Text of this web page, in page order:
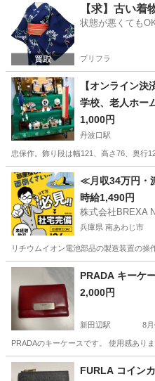
京都 京都市 宇多野駅 その
【求】古い着
状態が悪くても
プリフラ
【オンライン
学校、老人ホー
1,000円
丹波口駅
忠保作。飾り段は幅121、高さ76、奥行
京都 京都市 丹波口駅 その
≪月収34万円・
時給1,490円
株式会社BREXA
兵庫県 南あわじ市
リチウムイオン電池部品の製造装置の
兵庫 南あわじ市 その他
PRADA キーケ
2,000円
新田辺駅 8月
PRADAのキーケースです。 使用感ありま
京都 京田辺市 そ
FURLA コイン